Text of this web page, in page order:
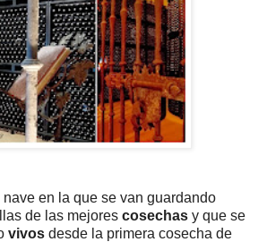
en la que se van guardando
de las mejores cosechas y que se
vivos desde la primera cosecha de